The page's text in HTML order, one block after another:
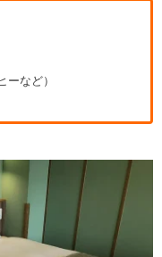
など）